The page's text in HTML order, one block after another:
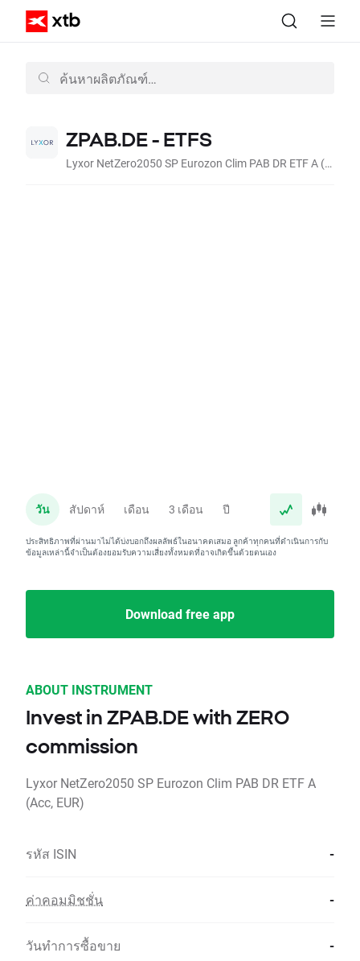
ZPAB.DE - ETFS
Lyxor NetZero2050 SP Eurozon Clim PAB DR ETF A (Acc, EUR)
วัน สัปดาห์ เดือน 3 เดือน ปี
ประสิทธิภาพที่ผ่านมาไม่ได้บ่งบอกถึงผลลัพธ์ในอนาคตเสมอ ลูกค้าทุกคนที่ดำเนินการกับ
ข้อมูลเหล่านี้จำเป็นต้องยอมรับความเสี่ยงทั้งหมดที่อาจเกิดขึ้นด้วยตนเอง
Download free app
ABOUT INSTRUMENT
Invest in ZPAB.DE with ZERO
commission
Lyxor NetZero2050 SP Eurozon Clim PAB DR ETF A
(Acc, EUR)
รหัส ISIN -
ค่าคอมมิชชั่น -
วันทำการซื้อขาย -